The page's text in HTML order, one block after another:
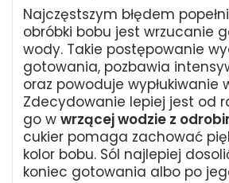
Najczęstszym błędem
obróbki bobu jest wrzucanie
wody. Takie postępowanie
gotowania, pozbawia
oraz powoduje wypłukiwanie
Zdecydowanie lepiej jest od
go w wrzącej wodzie z
cukier pomaga zachować
kolor bobu. Sól najlepiej
koniec gotowania albo po